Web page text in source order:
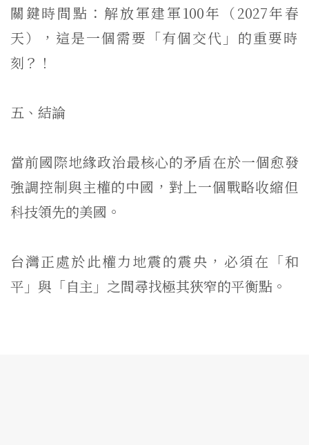
關鍵時間點：解放軍建軍100年（2027年春
天）， 這是一個需要「有個交代」的重要時
刻？！
五、結論
當前國際地緣政治最核心的矛盾在於一個愈發
強調控制與主權的中國 ，對上一個戰略收縮但
科技領先的美國。
台灣正處於此權力地震的震央，必須在「和
平」與「自主」 之間尋找極其狹窄的平衡點。